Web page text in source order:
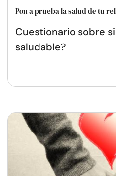
Pon a prueba la salud de tu
Cuestionario sobre
saludable?